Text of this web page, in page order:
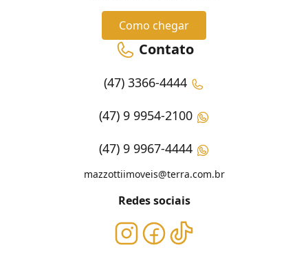
Como chegar
Contato
(47) 3366-4444
(47) 9 9954-2100
(47) 9 9967-4444
mazzottiimoveis@terra.com.br
Redes sociais